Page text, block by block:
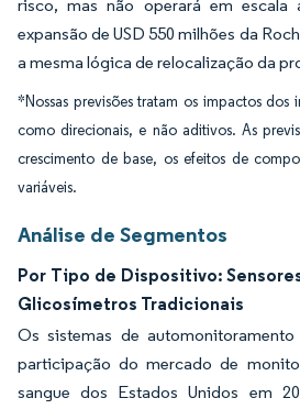
risco, mas não operará em
expansão de USD 550 milhões da
a mesma lógica de relocalização da
*Nossas previsões tratam os impactos dos
como direcionais, e não aditivos. As
crescimento de base, os efeitos de
variáveis.
Análise de Segmentos
Por Tipo de Dispositivo:
Glicosímetros Tradicionais
Os sistemas de
participação do mercado de
sangue dos Estados Unidos em